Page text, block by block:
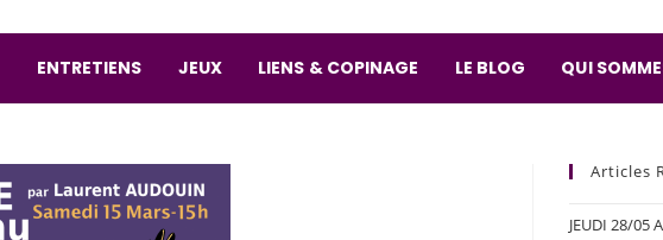
ENTRETIENS JEUX LIENS & COPINAGE LE BLOG QUI
Articles
JEUDI 28/05